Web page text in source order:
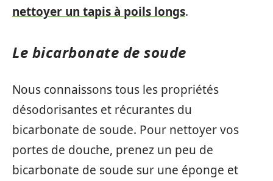
nettoyer un tapis à poils longs.
Le bicarbonate de soude
Nous connaissons tous les propriétés
désodorisantes et récurantes du
bicarbonate de soude. Pour nettoyer vos
portes de douche, prenez un peu de
bicarbonate de soude sur une éponge et